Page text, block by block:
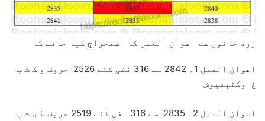
زرد خانوں سے اعوان العمل کا استخراج کیا جائے گا
اعوان العمل 1۔ 2842 سے 316 نفی کئے 2526 حروف و ک ث ب
غ وکثبغیوش
اعوان العمل 2۔ 2835 سے 316 نفی کئے 2519 حروف ط ی ث ب